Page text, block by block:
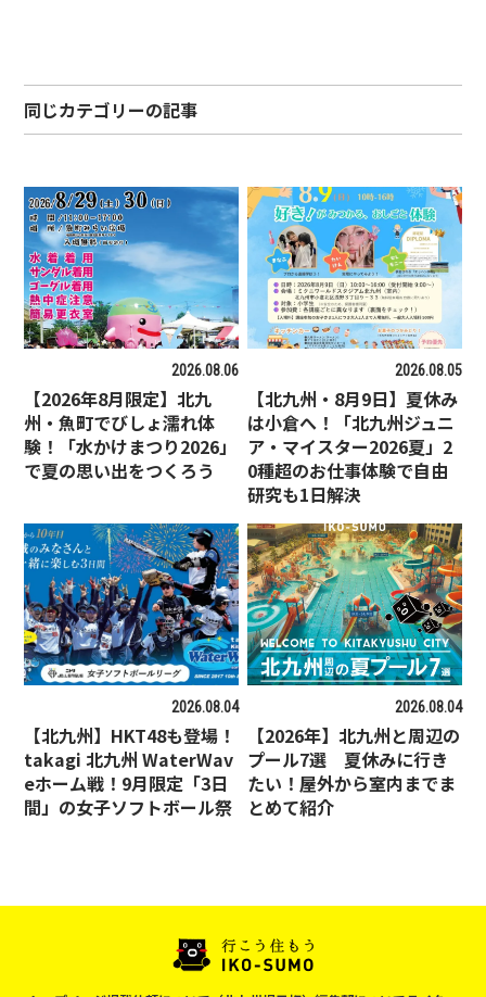
同じカテゴリーの記事
2026.08.06
【2026年8月限定】北九
州・魚町でびしょ濡れ体
験！「水かけまつり2026」
で夏の思い出をつくろう
2026.08.05
【北九州・8月9日】夏休み
は小倉へ！「北九州ジュニ
ア・マイスター2026夏」2
0種超のお仕事体験で自由
研究も1日解決
2026.08.04
【北九州】HKT48も登場！
takagi 北九州 WaterWav
eホーム戦！9月限定「3日
間」の女子ソフトボール祭
2026.08.04
【2026年】北九州と周辺の
プール7選 夏休みに行き
たい！屋外から室内までま
とめて紹介